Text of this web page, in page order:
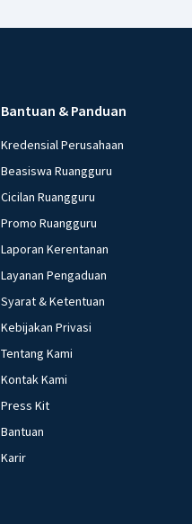
Bantuan & Panduan
Kredensial Perusahaan
Beasiswa Ruangguru
Cicilan Ruangguru
Promo Ruangguru
Laporan Kerentanan
Layanan Pengaduan
Syarat & Ketentuan
Kebijakan Privasi
Tentang Kami
Kontak Kami
Press Kit
Bantuan
Karir